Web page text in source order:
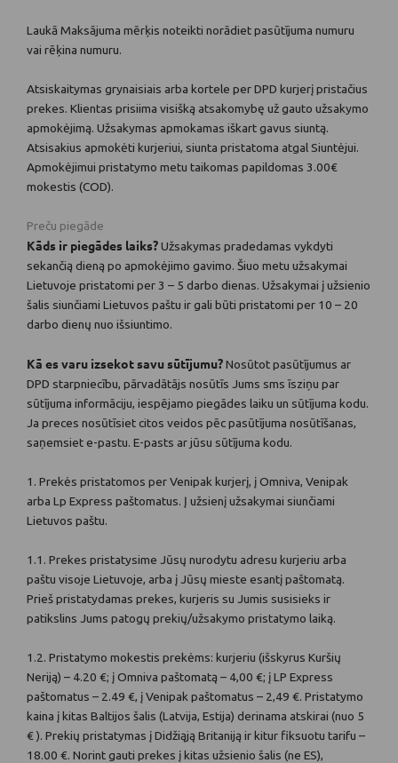
Laukā Maksājuma mērķis noteikti norādiet pasūtījuma numuru
vai rēķina numuru.
Atsiskaitymas grynaisiais arba kortele per DPD kurjerį pristačius
prekes. Klientas prisiima visišką atsakomybę už gauto užsakymo
apmokėjimą. Užsakymas apmokamas iškart gavus siuntą.
Atsisakius apmokėti kurjeriui, siunta pristatoma atgal Siuntėjui.
Apmokėjimui pristatymo metu taikomas papildomas 3.00€
mokestis (COD).
Preču piegāde
Kāds ir piegādes laiks?Užsakymas pradedamas vykdyti
sekančią dieną po apmokėjimo gavimo. Šiuo metu užsakymai
Lietuvoje pristatomi per 3 – 5 darbo dienas. Užsakymai į užsienio
šalis siunčiami Lietuvos paštu ir gali būti pristatomi per 10 – 20
darbo dienų nuo išsiuntimo.
Kā es varu izsekot savu sūtījumu?Nosūtot pasūtījumus ar
DPD starpniecību, pārvadātājs nosūtīs Jums sms īsziņu par
sūtījuma informāciju, iespējamo piegādes laiku un sūtījuma kodu.
Ja preces nosūtīsiet citos veidos pēc pasūtījuma nosūtīšanas,
saņemsiet e-pastu. E-pasts ar jūsu sūtījuma kodu.
1. Prekės pristatomos per Venipak kurjerį, į Omniva, Venipak
arba Lp Express paštomatus. Į užsienį užsakymai siunčiami
Lietuvos paštu.
1.1. Prekes pristatysime Jūsų nurodytu adresu kurjeriu arba
paštu visoje Lietuvoje, arba į Jūsų mieste esantį paštomatą.
Prieš pristatydamas prekes, kurjeris su Jumis susisieks ir
patikslins Jums patogų prekių/užsakymo pristatymo laiką.
1.2. Pristatymo mokestis prekėms: kurjeriu (išskyrus Kuršių
Neriją) – 4.20 €; į Omniva paštomatą – 4,00 €; į LP Express
paštomatus – 2.49 €, į Venipak paštomatus – 2,49 €. Pristatymo
kaina į kitas Baltijos šalis (Latvija, Estija) derinama atskirai (nuo 5
€ ). Prekių pristatymas į Didžiąją Britaniją ir kitur fiksuotu tarifu –
18.00 €. Norint gauti prekes į kitas užsienio šalis (ne ES),